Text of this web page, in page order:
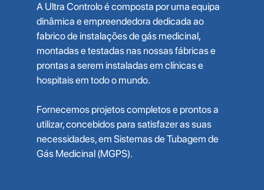
A Ultra Controlo é composta por uma equipa
dinâmica e empreendedora dedicada ao
fabrico de instalações de gás medicinal,
montadas e testadas nas nossas fábricas e
prontas a serem instaladas em clínicas e
hospitais em todo o mundo.
Fornecemos projetos completos e prontos a
utilizar, concebidos para satisfazer as suas
necessidades, em Sistemas de Tubagem de
Gás Medicinal (MGPS).